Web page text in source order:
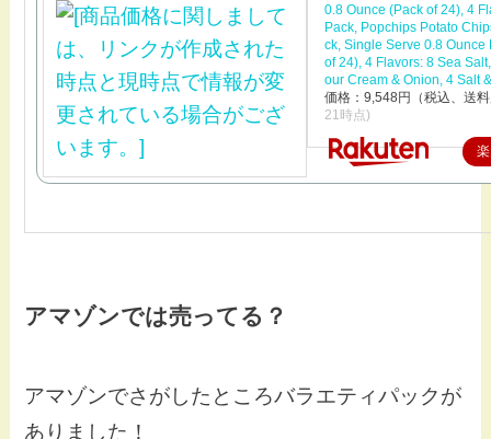
0.8 Ounce (Pack of 24), 4
Pack, Popchips Potato
ck, Single Serve 0.8 Ounce
of 24), 4 Flavors: 8 Sea
our Cream & Onion, 4 Salt
価格：9,548円（税込、送
21時点)
アマゾンでは売ってる？
アマゾンでさがしたところバラエティパックが
ありました！